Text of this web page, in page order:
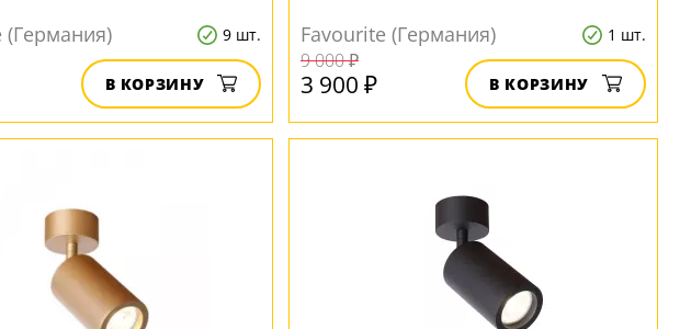
(Германия) 9 шт.
В КОРЗИНУ
Favourite (Германия) 1 шт.
9 000 ₽
3 900 ₽ В КОРЗИНУ